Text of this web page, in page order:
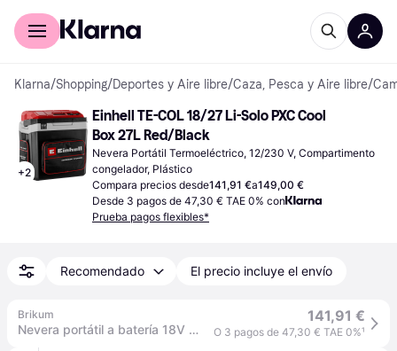
Comprar con Klarna
Klarna/Shopping/Deportes y Aire libre/Caza, Pesca y Aire libre/
+2
Einhell TE-COL 18/27 Li-Solo PXC Cool
Box 27L Red/Black
Nevera Portátil Termoeléctrico, 12/230 V, Compartimento
congelador, Plástico
Compara precios desde141,91 €a149,00 €
Desde 3 pagos de 47,30 € TAE 0% con
Prueba pagos flexibles*
Recomendado El precio incluye el envío
Brikum
Nevera portátil a batería 18V TE-COL 18/27 Einhell
141,91 €
O 3 pagos de 47,30 € TAE 0%¹